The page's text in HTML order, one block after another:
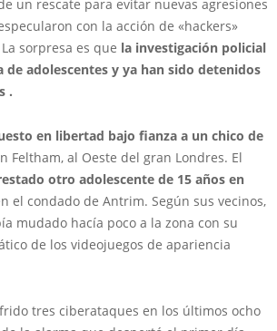
un rescate para evitar nuevas agresiones
con la acción de «hackers»
sorpresa es que la investigación policial
adolescentes y ya han sido detenidos
.
en libertad bajo fianza a un chico de
Feltham, al Oeste del gran Londres. El
otro adolescente de 15 años en
el condado de Antrim. Según sus vecinos,
mudado hacía poco a la zona con su
de los videojuegos de apariencia
tres ciberataques en los últimos ocho